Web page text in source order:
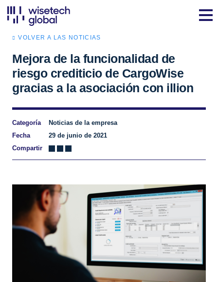
VOLVER A LAS NOTICIAS
Mejora de la funcionalidad de
riesgo crediticio de CargoWise
gracias a la asociación con illion
Categoría
Noticias de la empresa
Fecha
29 de junio de 2021
Compartir